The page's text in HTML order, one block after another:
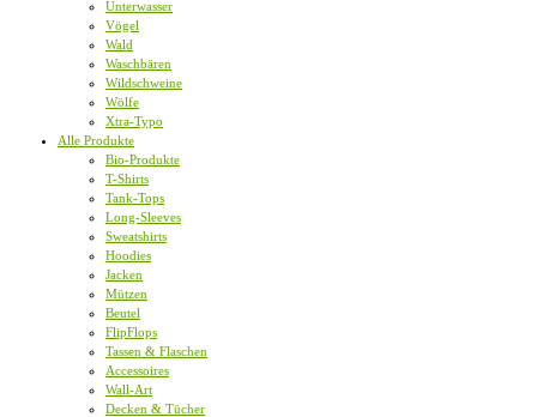
Unterwasser
Vögel
Wald
Waschbären
Wildschweine
Wölfe
Xtra-Typo
Alle Produkte
Bio-Produkte
T-Shirts
Tank-Tops
Long-Sleeves
Sweatshirts
Hoodies
Jacken
Mützen
Beutel
FlipFlops
Tassen & Flaschen
Accessoires
Wall-Art
Decken & Tücher